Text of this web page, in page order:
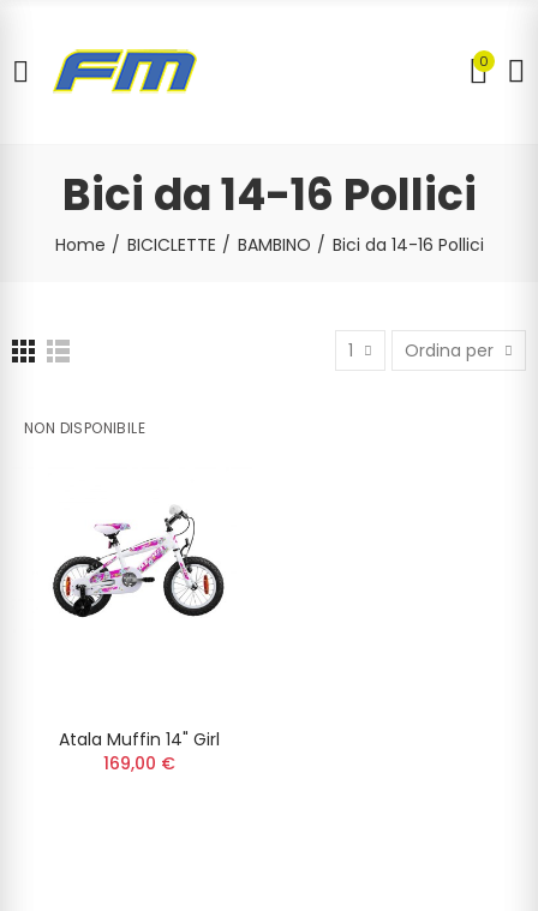
0
Bici da 14-16 Pollici
Home BICICLETTE BAMBINO Bici da 14-16 Pollici
1 Ordina per
NON DISPONIBILE
Atala Muffin 14" Girl
169,00 €